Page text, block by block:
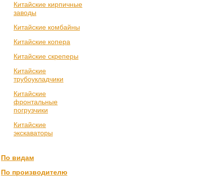
Китайские кирпичные
заводы
Китайские комбайны
Китайские копера
Китайские скреперы
Китайские
трубоукладчики
Китайские
фронтальные
погрузчики
Китайские
экскаваторы
По видам
По производителю